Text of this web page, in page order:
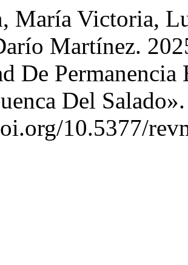
María Victoria,
Martínez.
De
Del
10.5377/